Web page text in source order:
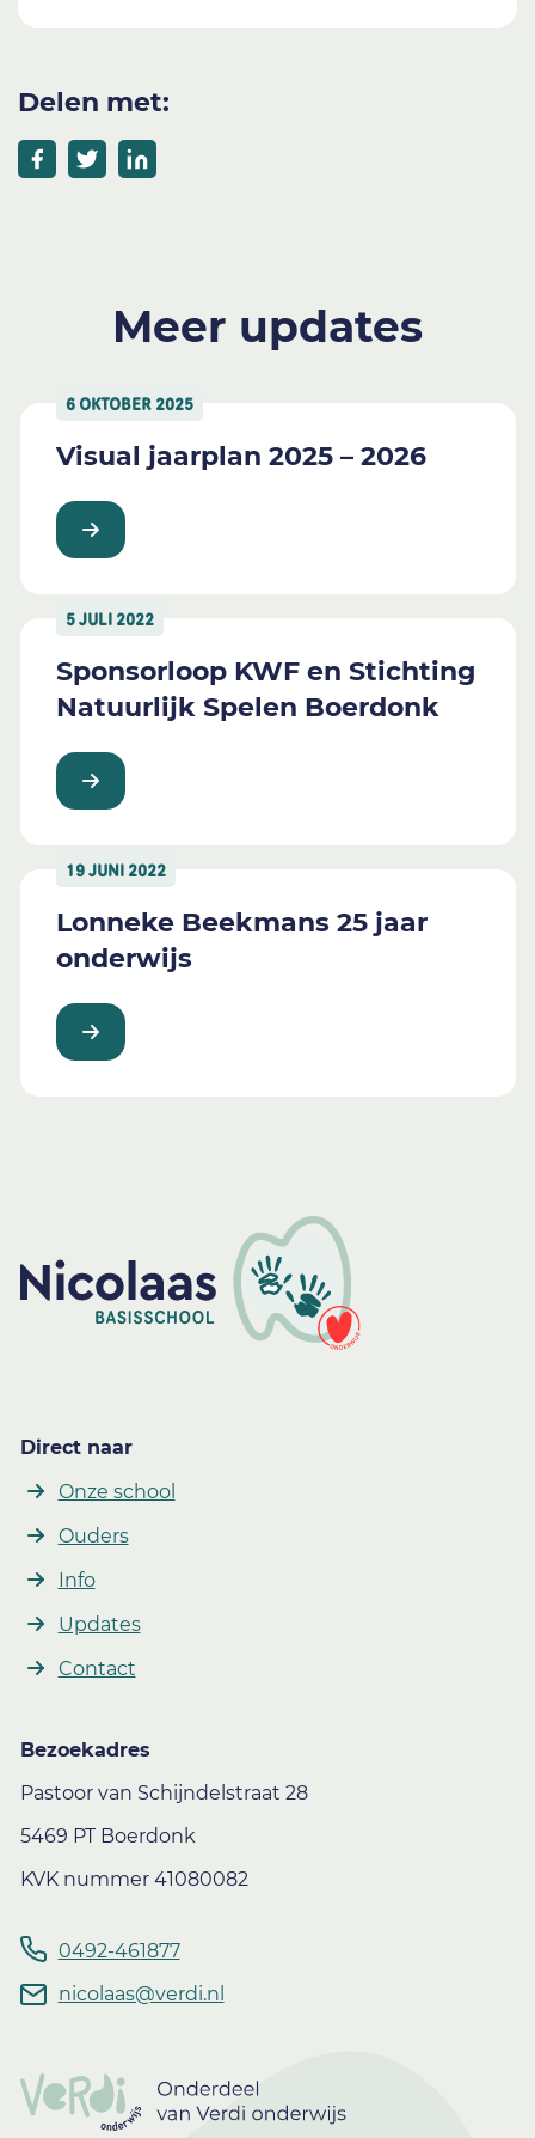
Delen met:
Meer updates
6 OKTOBER 2025
Visual jaarplan 2025 – 2026
5 JULI 2022
Sponsorloop KWF en Stichting
Natuurlijk Spelen Boerdonk
19 JUNI 2022
Lonneke Beekmans 25 jaar
onderwijs
Direct naar
Onze school
Ouders
Info
Updates
Contact
Bezoekadres
Pastoor van Schijndelstraat 28
5469 PT Boerdonk
KVK nummer 41080082
0492-461877
nicolaas@verdi.nl